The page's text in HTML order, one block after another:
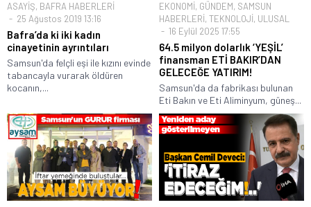
ASAYİŞ, BAFRA HABERLERİ
25 Ağustos 2019 13:16
Bafra’da ki iki kadın
cinayetinin ayrıntıları
Samsun'da felçli eşi ile kızını evinde
tabancayla vurarak öldüren
kocanın,...
EKONOMİ, GÜNDEM, SAMSUN
HABERLERİ, TEKNOLOJİ, ULUSAL
16 Eylül 2025 17:55
64.5 milyon dolarlık ‘YEŞİL’
finansman ETİ BAKIR’DAN
GELECEĞE YATIRIM!
Samsun'da da fabrikası bulunan
Eti Bakın ve Eti Aliminyum, güneş...